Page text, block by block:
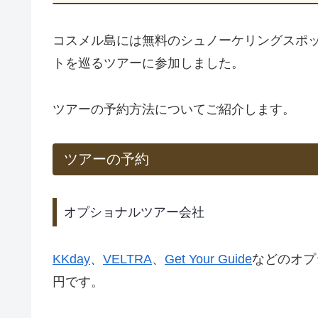
コスメル島には無料のシュノーケリングスポ
トを巡るツアーに参加しました。
ツアーの予約方法についてご紹介します。
ツアーの予約
オプショナルツアー会社
KKday、 VELTRA、 Get Your Guideなどのオ
円です。